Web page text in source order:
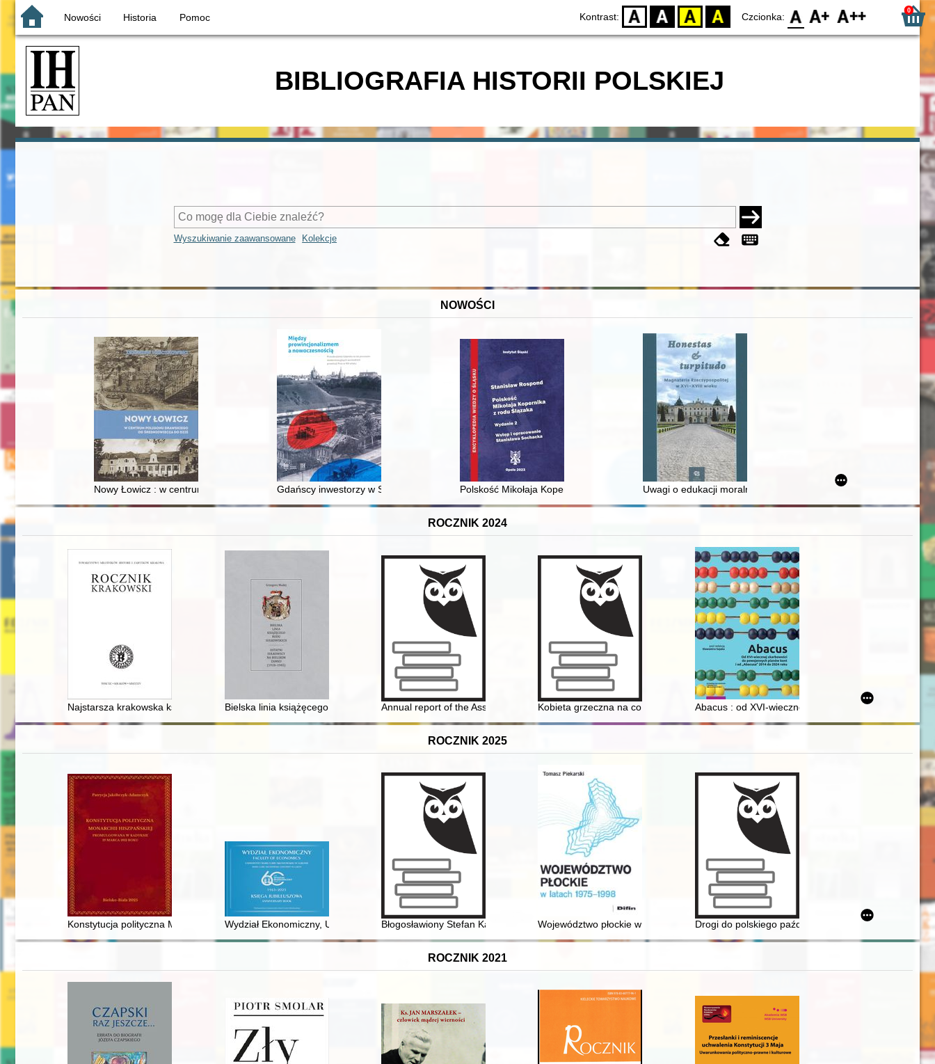
Nowości Historia Pomoc Kontrast: D BW YB BY Czcionka: F0 F1 F2 0
BIBLIOGRAFIA HISTORII POLSKIEJ
Wyszukiwanie zaawansowane Kolekcje
NOWOŚCI
Nowy Łowicz : w centrum poligonu drawskiego od średniowiecza do dziśGdańscy inwestorzy w Sopocie : prestiż finansowy i towarzyski lokalnego mieszczaństwa w 2. poł. XIX w
Polskość Mikołaja Kopernika z rodu ŚlązakaUwagi o edukacji moralnej synów szlacheckich w XVI-wiecznej
ROCZNIK 2024
Najstarsza krakowska księga radziecka odkryta na nowoBielska linia książęcego rodu Sułkowskich : ostatni Sułkowscy na bielskim zamku (1918-1945)
Annual report of the Association of the Jewish Historical Institute of Poland - 2022
Kobieta grzeczna na co dzień = The well-behaved woman in everyday life
Abacus : od XVI-wiecznej skarbowości do
ROCZNIK 2025
Konstytucja polityczna Monarchii Hiszpańskiej promulgowana w Kadyksie 19 marca 1812 roku
Wydział Ekonomiczny, Uniwersytet Marii Curie-Skłodowskiej w Lublinie 1965-2025 : księga jubileuszowa = Faculty of Economics, Maria Curie-Sklodowska
Błogosławiony Stefan Kardynał WyszyńskiWojewództwo płockie w latach 1975-1998Drogi do polskiego października 1956 roku
ROCZNIK 2021